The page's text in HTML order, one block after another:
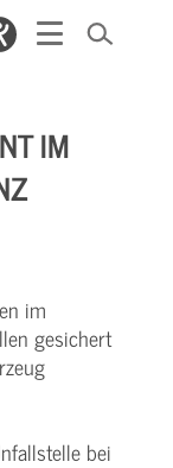
IM
im
gesichert
bei